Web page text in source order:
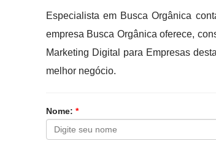
Especialista em Busca Orgânica
empresa Busca Orgânica oferece,
Marketing Digital para Empresas
melhor negócio.
Nome: *